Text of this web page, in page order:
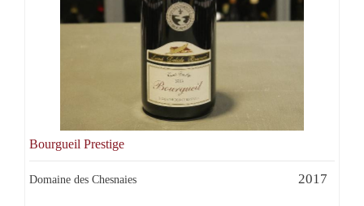
Bourgueil Prestige
Domaine des Chesnaies 2017